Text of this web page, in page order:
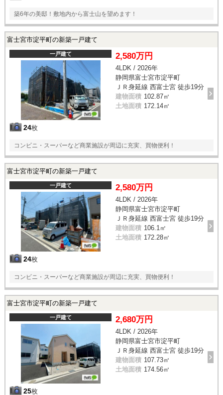
築6年の美邸！敷地内から富士山を望めます！
富士宮市淀平町の新築一戸建て
一戸建て
24枚
2,580万円
4LDK / 2026年
静岡県富士宮市淀平町
ＪＲ身延線 西富士宮 徒歩19分
建物面積 102.87㎡
土地面積 172.14㎡
コンビニ・スーパーなど商業施設が周辺に充実、買物便利！
富士宮市淀平町の新築一戸建て
一戸建て
24枚
2,580万円
4LDK / 2026年
静岡県富士宮市淀平町
ＪＲ身延線 西富士宮 徒歩19分
建物面積 106.1㎡
土地面積 172.28㎡
コンビニ・スーパーなど商業施設が周辺に充実、買物便利！
富士宮市淀平町の新築一戸建て
一戸建て
25枚
2,680万円
4LDK / 2026年
静岡県富士宮市淀平町
ＪＲ身延線 西富士宮 徒歩19分
建物面積 107.73㎡
土地面積 174.56㎡